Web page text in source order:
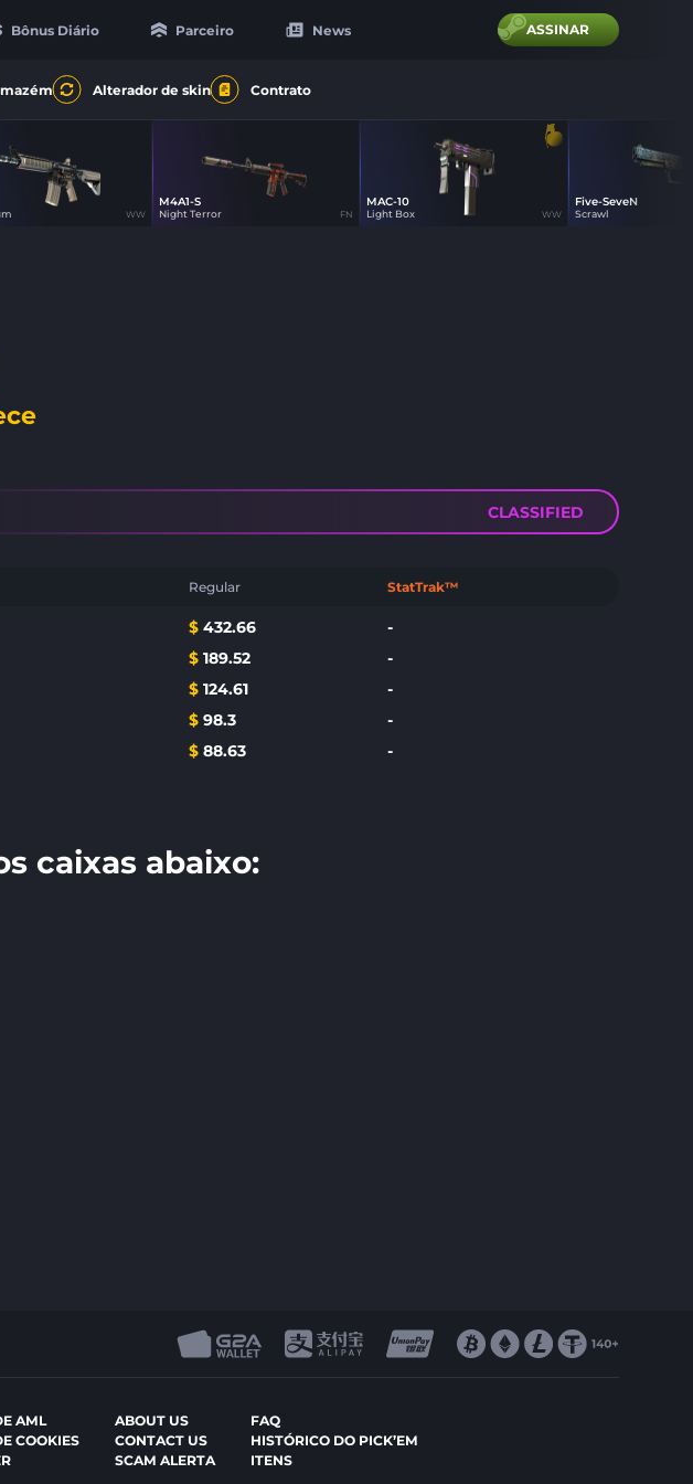
Bônus Diário Parceiro News ASSINAR
Alterador de skin Contrato
WW
M4A1-S
Night Terror FN
MAC-10
Light Box WW
Five-SeveN
Scrawl
CLASSIFIED
Regular StatTrak™
$ 432.66
-
$ 189.52
-
$ 124.61
-
$ 98.3
-
$ 88.63 -
caixas abaixo:
AML
COOKIES
ABOUT US
CONTACT US
SCAM ALERTA
FAQ
HISTÓRICO DO PICK’EM
ITENS